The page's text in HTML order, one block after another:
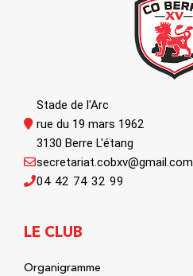
Stade de l'Arc
rue du 19 mars 1962
3130 Berre L'étang
04 42 74 32 99
secretariat.cobxv@gmail.com
LE CLUB
Organigramme